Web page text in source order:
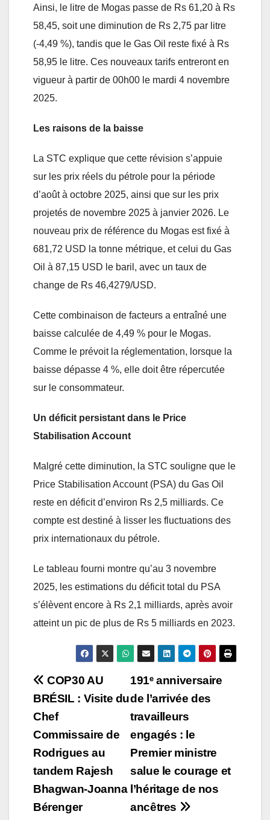
Ainsi, le litre de Mogas passe de Rs 61,20 à Rs
58,45, soit une diminution de Rs 2,75 par litre
(-4,49 %), tandis que le Gas Oil reste fixé à Rs
58,95 le litre. Ces nouveaux tarifs entreront en
vigueur à partir de 00h00 le mardi 4 novembre
2025.
Les raisons de la baisse
La STC explique que cette révision s’appuie
sur les prix réels du pétrole pour la période
d’août à octobre 2025, ainsi que sur les prix
projetés de novembre 2025 à janvier 2026. Le
nouveau prix de référence du Mogas est fixé à
681,72 USD la tonne métrique, et celui du Gas
Oil à 87,15 USD le baril, avec un taux de
change de Rs 46,4279/USD.
Cette combinaison de facteurs a entraîné une
baisse calculée de 4,49 % pour le Mogas.
Comme le prévoit la réglementation, lorsque la
baisse dépasse 4 %, elle doit être répercutée
sur le consommateur.
Un déficit persistant dans le Price
Stabilisation Account
Malgré cette diminution, la STC souligne que le
Price Stabilisation Account (PSA) du Gas Oil
reste en déficit d’environ Rs 2,5 milliards. Ce
compte est destiné à lisser les fluctuations des
prix internationaux du pétrole.
Le tableau fourni montre qu’au 3 novembre
2025, les estimations du déficit total du PSA
s’élèvent encore à Rs 2,1 milliards, après avoir
atteint un pic de plus de Rs 5 milliards en 2023.
Post
navigation
191ᵉ anniversaire
de l’arrivée des
travailleurs
engagés : le
Premier ministre
salue le courage et
l’héritage de nos
ancêtres
COP30 AU
BRÉSIL : Visite du
Chef
Commissaire de
Rodrigues au
tandem Rajesh
Bhagwan-Joanna
Bérenger